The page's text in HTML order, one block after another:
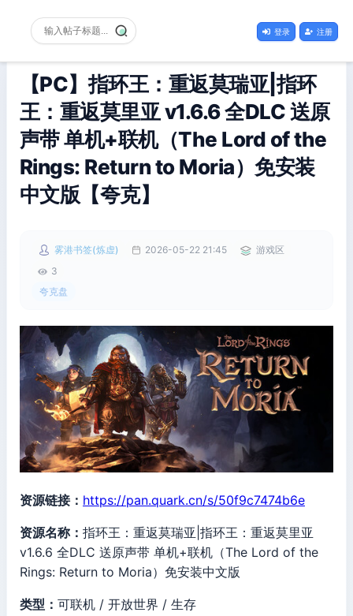
登录 注册
【PC】指环王：重返莫瑞亚|指环
王：重返莫里亚 v1.6.6 全DLC 送原
声带 单机+联机（The Lord of the
Rings: Return to Moria）免安装
中文版【夸克】
雾港书签(炼虚) 2026-05-22 21:45
游戏区
3
夸克盘
资源链接： https://pan.quark.cn/s/50f9c7474b6e
资源名称： 指环王：重返莫瑞亚|指环王：重返莫里亚
v1.6.6 全DLC 送原声带 单机+联机（The Lord of the
Rings: Return to Moria）免安装中文版
类型： 可联机 / 开放世界 / 生存